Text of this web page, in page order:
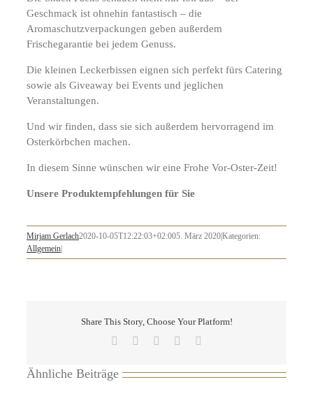
Geschmack ist ohnehin fantastisch – die
Aromaschutzverpackungen geben außerdem
Frischegarantie bei jedem Genuss.
Die kleinen Leckerbissen eignen sich perfekt fürs Catering
sowie als Giveaway bei Events und jeglichen
Veranstaltungen.
Und wir finden, dass sie sich außerdem hervorragend im
Osterkörbchen machen.
In diesem Sinne wünschen wir eine Frohe Vor-Oster-Zeit!
Unsere Produktempfehlungen für Sie
Mirjam Gerlach2020-10-05T12:22:03+02:005. März 2020|Kategorien:
Allgemein|
Share This Story, Choose Your Platform!
Facebook LinkedInPinterest
Ähnliche Beiträge